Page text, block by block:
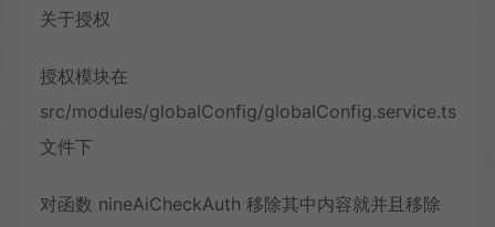
关于授权
授权模块在
src/modules/globalConfig/globalConfig.service.ts
文件下
对函数 nineAiCheckAuth 移除其中内容就并且移除